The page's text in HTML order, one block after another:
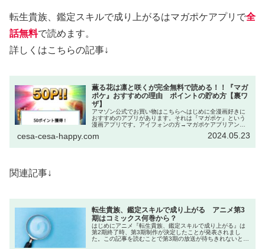
転生貴族、鑑定スキルで成り上がるはマガポケアプリで全
話無料で読めます。
詳しくはこちらの記事↓
薫る花は凛と咲くが完全無料で読める！！『マガ
ポケ』おすすめの理由 ポイントの貯め方【裏ワ
ザ】
アマゾン公式でお買い物はこちらへはじめに全漫画好きに
おすすめのアプリがあります。それは『マガポケ』という
漫画アプリです。アイフォンの方→マガポケアプリアンド
ン公式無料漫画アプリ このアプ...
cesa-cesa-happy.com 2024.05.23
関連記事↓
転生貴族、鑑定スキルで成り上がる アニメ第3
期はコミックス何巻から？
はじめにアニメ『転生貴族、鑑定スキルで成り上がる』は
第2期終了時、第3期制作が決定したことが発表されまし
た。この記事を読むことで第3期の放送が待ちきれないと